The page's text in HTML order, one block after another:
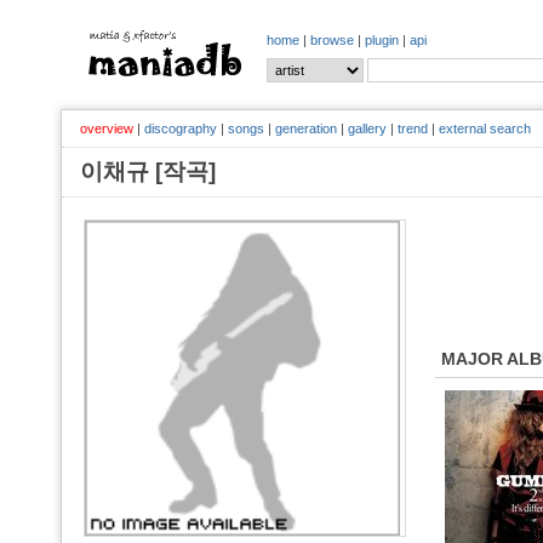
home | browse | plugin | api
overview | discography | songs | generation | gallery | trend | external search
이채규 [작곡]
MAJOR